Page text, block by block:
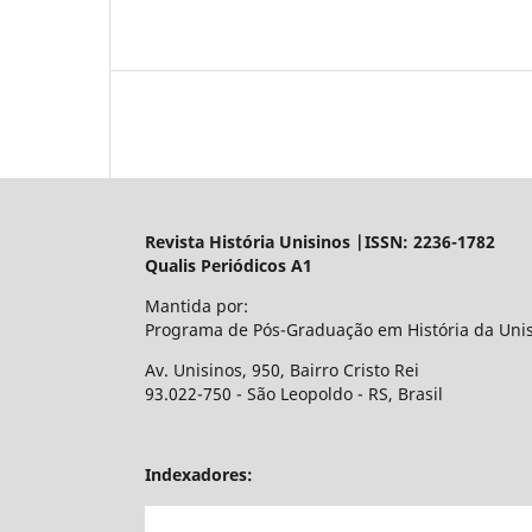
Revista História Unisinos |ISSN: 2236-1782
Qualis Periódicos A1
Mantida por:
Programa de Pós-Graduação em História da
Av. Unisinos, 950, Bairro Cristo Rei
93.022-750 - São Leopoldo - RS, Brasil
Indexadores: